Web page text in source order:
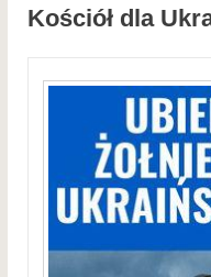
Kościół dla